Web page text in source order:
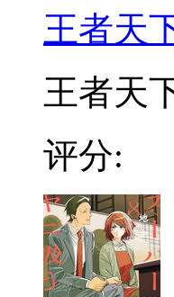
王者天
王者天
评分: